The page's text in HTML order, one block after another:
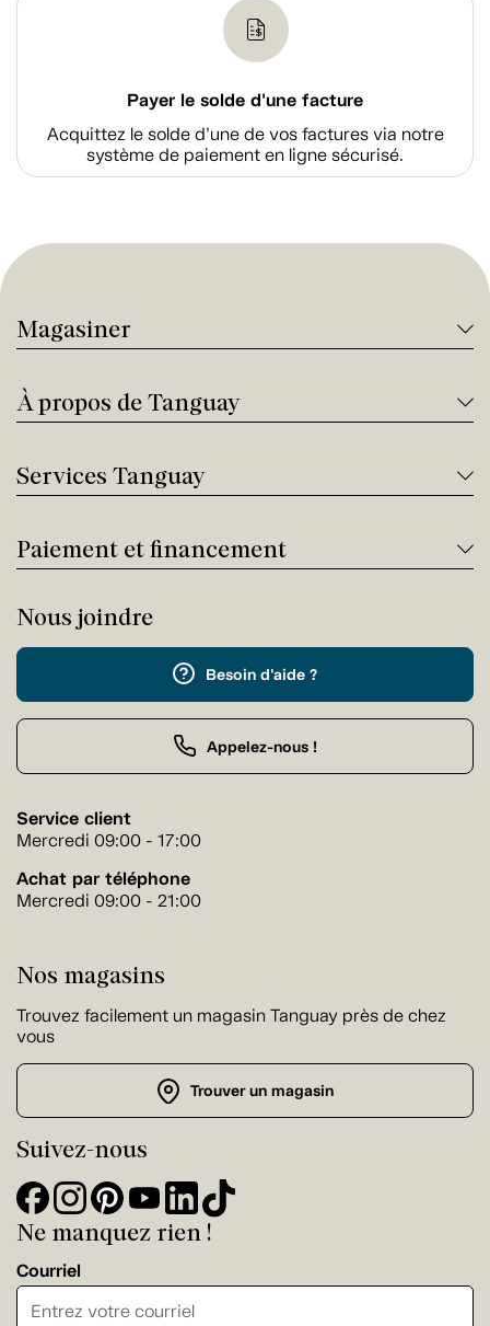
Payer le solde d'une facture
Acquittez le solde d’une de vos factures via notre
système de paiement en ligne sécurisé.
Magasiner
À propos de Tanguay
Services Tanguay
Paiement et financement
Nous joindre
Besoin d'aide ?
Appelez-nous !
Service client
Mercredi 09:00 - 17:00
Achat par téléphone
Mercredi 09:00 - 21:00
Nos magasins
Trouvez facilement un magasin Tanguay près de chez
vous
Trouver un magasin
Suivez-nous
Ne manquez rien !
Courriel